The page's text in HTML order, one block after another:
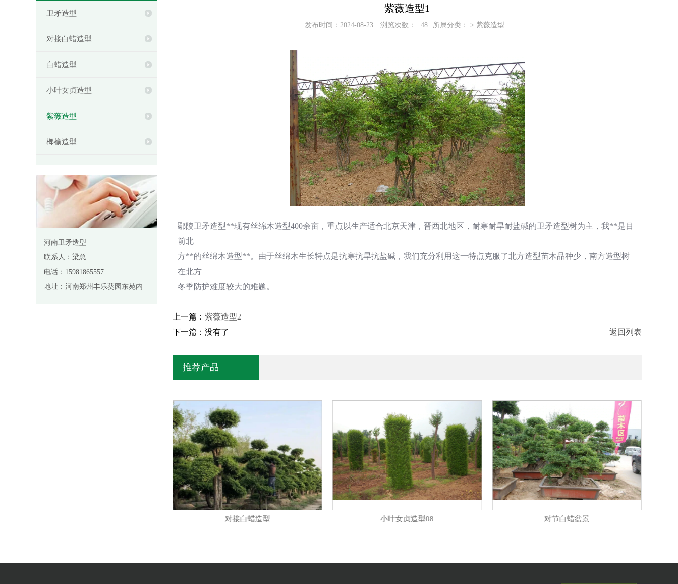
卫矛造型
对接白蜡造型
白蜡造型
小叶女贞造型
紫薇造型
榔榆造型
河南卫矛造型
联系人：梁总
电话：15981865557
地址：河南郑州丰乐葵园东苑内
紫薇造型1
发布时间：2024-08-23 浏览次数： 48 所属分类： > 紫薇造型
鄢陵卫矛造型**现有丝绵木造型400余亩，重点以生产适合北京天津，晋西北地区，耐寒耐旱耐盐碱的卫矛造型树为主，我**是目
前北
方**的丝绵木造型**。由于丝绵木生长特点是抗寒抗旱抗盐碱，我们充分利用这一特点克服了北方造型苗木品种少，南方造型树
在北方
冬季防护难度较大的难题。
上一篇： 紫薇造型2
下一篇：没有了
返回列表
推荐产品
对接白蜡造型 小叶女贞造型08 对节白蜡盆景